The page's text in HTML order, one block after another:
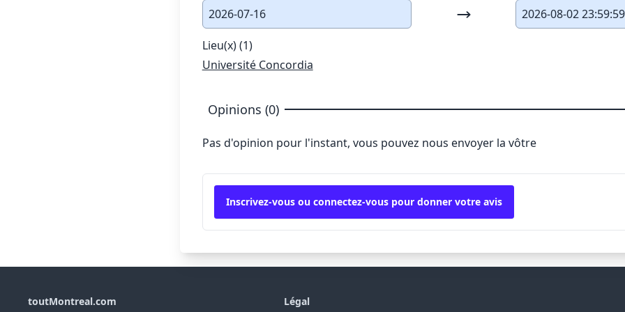
2026-07-16 2026-08-02 23:59:59
Lieu(x) (1)
Université Concordia
Opinions (0)
Pas d'opinion pour l'instant, vous pouvez nous envoyer la vôtre
Inscrivez-vous ou connectez-vous pour donner votre avis
toutMontreal.com Légal